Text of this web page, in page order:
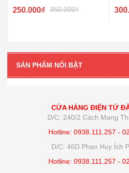
250.000₫ 350.000₫
SẢN PHẨM NỔI BẬT
CỬA HÀNG ĐIỆN TỬ
D/C: 240/2 Cách Mạng
Hotline: 0938.111.257 -
D/C: 46D Phan Huy Ích
Hotline: 0938.111.257 -